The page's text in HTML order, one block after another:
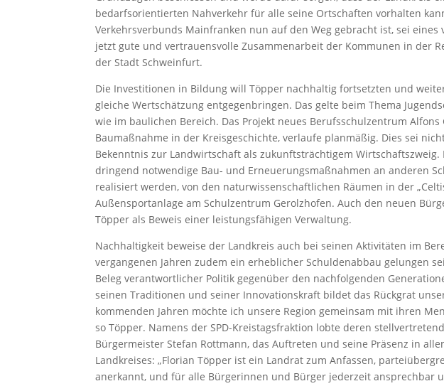
bedarfsorientierten Nahverkehr für alle seine Ortschaften vorhalten
Verkehrsverbunds Mainfranken nun auf den Weg gebracht ist, sei eines
jetzt gute und vertrauensvolle Zusammenarbeit der Kommunen in der
der Stadt Schweinfurt.
Die Investitionen in Bildung will Töpper nachhaltig fortsetzten und
gleiche Wertschätzung entgegenbringen. Das gelte beim Thema
wie im baulichen Bereich. Das Projekt neues Berufsschulzentrum Alfons
Baumaßnahme in der Kreisgeschichte, verlaufe planmäßig. Dies sei
Bekenntnis zur Landwirtschaft als zukunftsträchtigem Wirtschaftszweig.
dringend notwendige Bau- und Erneuerungsmaßnahmen an anderen
realisiert werden, von den naturwissenschaftlichen Räumen in der
Außensportanlage am Schulzentrum Gerolzhofen. Auch den neuen
Töpper als Beweis einer leistungsfähigen Verwaltung.
Nachhaltigkeit beweise der Landkreis auch bei seinen Aktivitäten im
vergangenen Jahren zudem ein erheblicher Schuldenabbau gelungen
Beleg verantwortlicher Politik gegenüber den nachfolgenden
seinen Traditionen und seiner Innovationskraft bildet das Rückgrat
kommenden Jahren möchte ich unsere Region gemeinsam mit ihren
so Töpper. Namens der SPD-Kreistagsfraktion lobte deren
Bürgermeister Stefan Rottmann, das Auftreten und seine Präsenz in
Landkreises: „Florian Töpper ist ein Landrat zum Anfassen,
anerkannt, und für alle Bürgerinnen und Bürger jederzeit ansprechbar